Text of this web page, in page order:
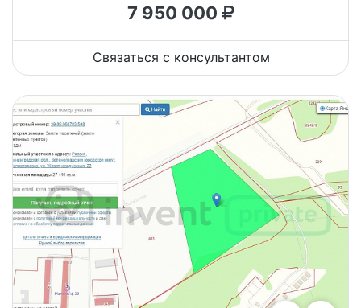
7 950 000
Связаться с консультантом